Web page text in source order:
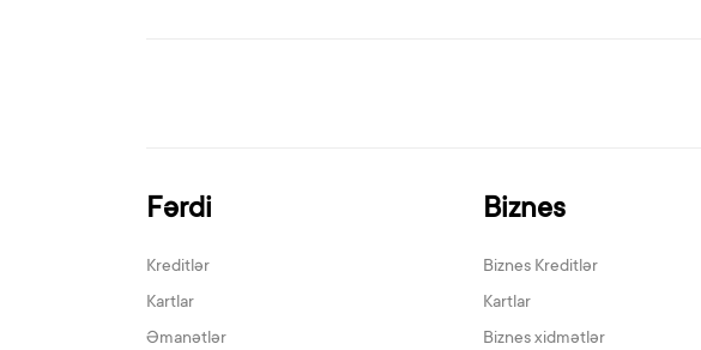
Fərdi
Kreditlər
Kartlar
Əmanətlər
Biznes
Biznes Kreditlər
Kartlar
Biznes xidmətlər